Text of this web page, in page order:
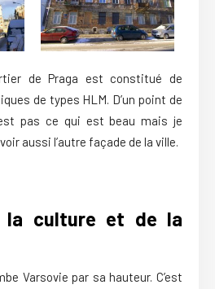
de Praga est constitué de
de types HLM. D’un point de
pas ce qui est beau mais je
aussi l’autre façade de la ville.
la culture et de la
Varsovie par sa hauteur. C’est